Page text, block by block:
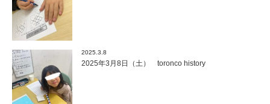
2025.3.8
2025年3月8日（土） toronco history